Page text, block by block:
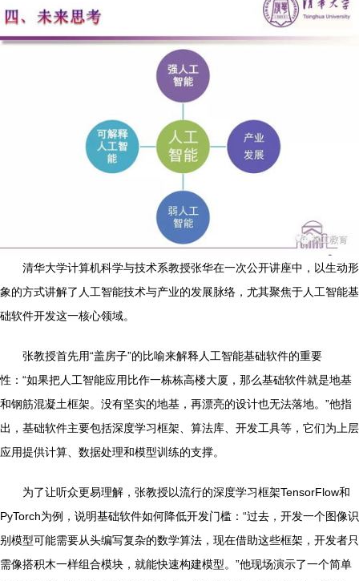
清华大学计算机科学与技术系教授张华在一次公开讲座中，以生动形
象的方式讲解了人工智能技术与产业的发展脉络，尤其聚焦于人工智能基
础软件开发这一核心领域。
张教授首先用“盖房子”的比喻来解释人工智能基础软件的重要
性：“如果把人工智能应用比作一栋栋高楼大厦，那么基础软件就是地基
和钢筋混凝土框架。没有坚实的地基，再漂亮的设计也无法落地。”他指
出，基础软件主要包括深度学习框架、算法库、开发工具等，它们为上层
应用提供计算、数据处理和模型训练的支撑。
为了让听众更易理解，张教授以流行的深度学习框架TensorFlow和
PyTorch为例，说明基础软件如何降低开发门槛：“过去，开发一个图像识
别模型可能需要从头编写复杂的数学算法，现在借助这些框架，开发者只
需像搭积木一样组合模块，就能快速构建模型。”他现场演示了一个简单